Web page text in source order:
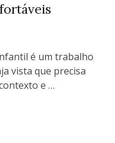
é um trabalho
vista que precisa
e …